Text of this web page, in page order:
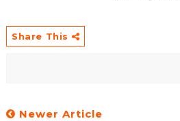
Share This
Newer Article